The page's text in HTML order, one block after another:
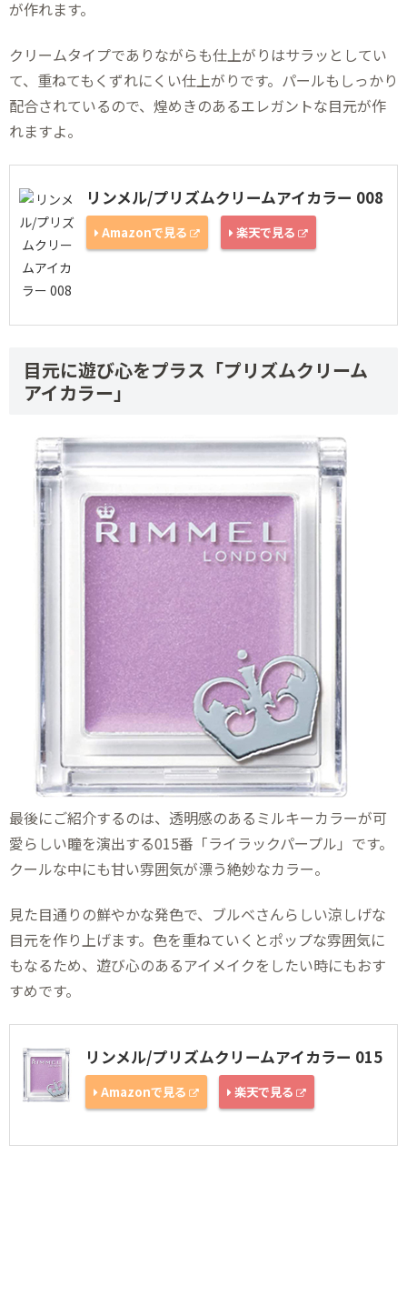
が作れます。
クリームタイプでありながらも仕上がりはサラッとしてい
て、重ねてもくずれにくい仕上がりです。パールもしっかり
配合されているので、煌めきのあるエレガントな目元が作
れますよ。
リンメル/プリズムクリームアイカラー 008
Amazonで見る 楽天で見る
目元に遊び心をプラス「プリズムクリーム
アイカラー」
最後にご紹介するのは、透明感のあるミルキーカラーが可
愛らしい瞳を演出する015番「ライラックパープル」です。
クールな中にも甘い雰囲気が漂う絶妙なカラー。
見た目通りの鮮やかな発色で、ブルベさんらしい涼しげな
目元を作り上げます。色を重ねていくとポップな雰囲気に
もなるため、遊び心のあるアイメイクをしたい時にもおす
すめです。
リンメル/プリズムクリームアイカラー 015
Amazonで見る 楽天で見る